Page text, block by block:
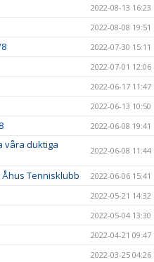
2022-08-13 16:23
2022-08-08 19:51
2022-07-30 15:11
2022-07-01 12:06
2022-06-17 11:47
2022-06-13 10:50
2022-06-08 19:41
våra duktiga
2022-06-08 11:44
Tennisklubb 2022-06-06 15:41
2022-05-21 14:32
2022-05-04 13:30
2022-04-21 09:47
2022-03-25 04:26